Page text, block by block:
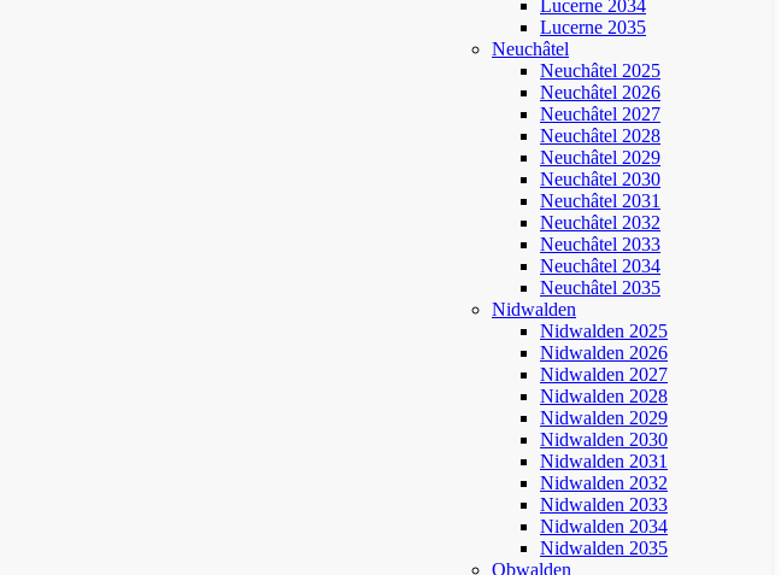
Lucerne 2034
Lucerne 2035
Neuchâtel
Neuchâtel 2025
Neuchâtel 2026
Neuchâtel 2027
Neuchâtel 2028
Neuchâtel 2029
Neuchâtel 2030
Neuchâtel 2031
Neuchâtel 2032
Neuchâtel 2033
Neuchâtel 2034
Neuchâtel 2035
Nidwalden
Nidwalden 2025
Nidwalden 2026
Nidwalden 2027
Nidwalden 2028
Nidwalden 2029
Nidwalden 2030
Nidwalden 2031
Nidwalden 2032
Nidwalden 2033
Nidwalden 2034
Nidwalden 2035
Obwalden